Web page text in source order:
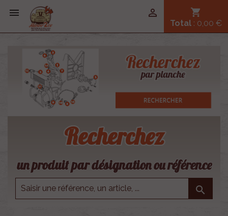
 shopping_cart
Total : 0,00 €

Recherchez
un produit par désignation ou référence
